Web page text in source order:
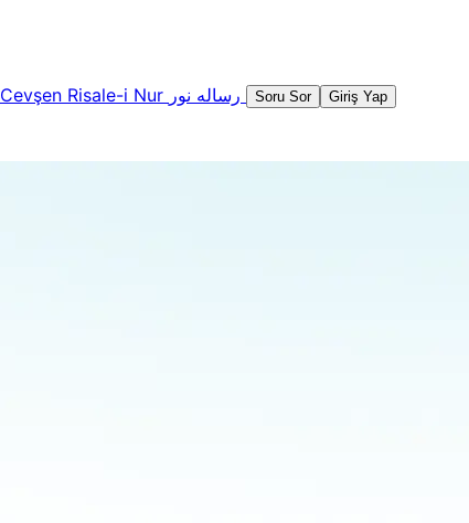
Cevşen Risale-i Nur Soru Sor Giriş Yap